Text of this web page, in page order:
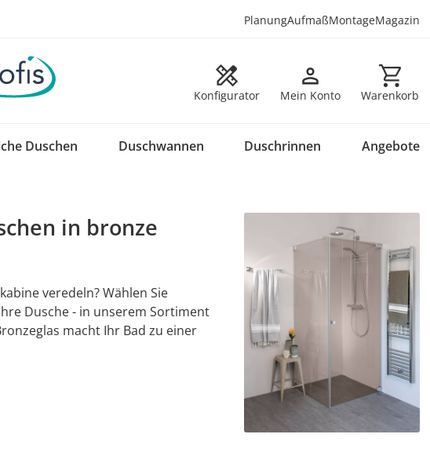
PlanungAufmaßMontageMagazin
Konfigurator Mein Konto Warenkorb
Warenkorb
Duschen Duschwannen Duschrinnen Angebote
in bronze
veredeln? Wählen Sie
Dusche - in unserem Sortiment
macht Ihr Bad zu einer